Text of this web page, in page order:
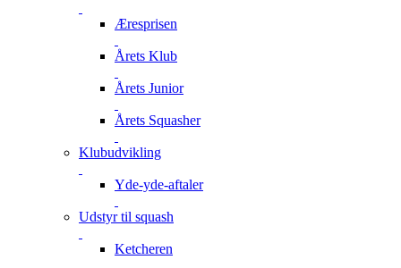
Æresprisen
Årets Klub
Årets Junior
Årets Squasher
Klubudvikling
Yde-yde-aftaler
Udstyr til squash
Ketcheren